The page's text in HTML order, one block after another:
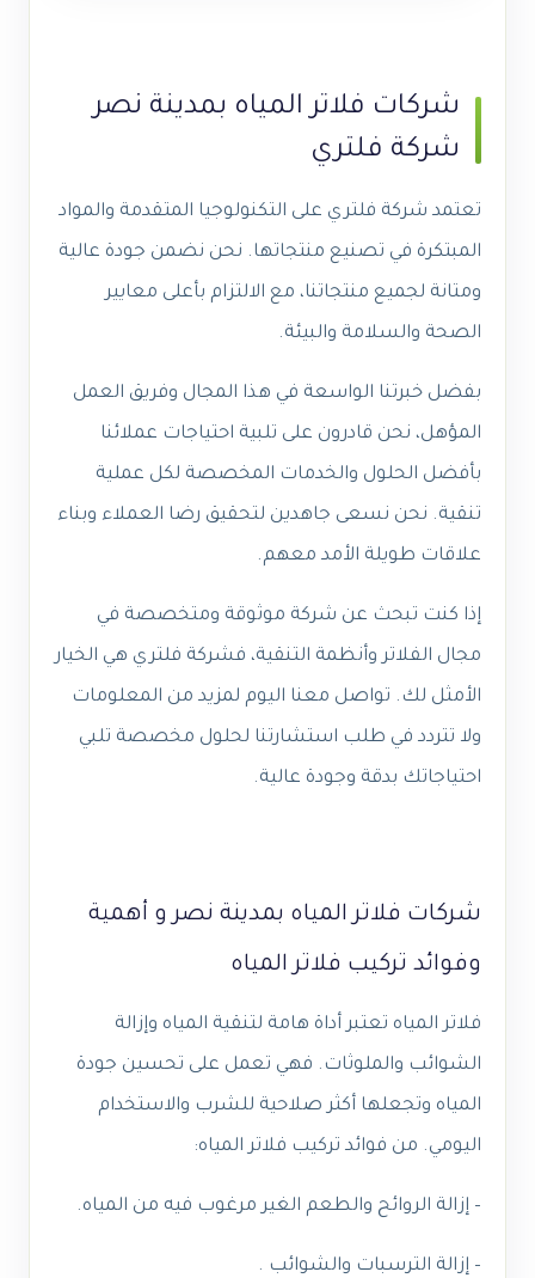
شركات فلاتر المياه بمدينة نصر
شركة فلتري
تعتمد شركة فلتري على التكنولوجيا المتقدمة والمواد
المبتكرة في تصنيع منتجاتها. نحن نضمن جودة عالية
ومتانة لجميع منتجاتنا، مع الالتزام بأعلى معايير
الصحة والسلامة والبيئة.
بفضل خبرتنا الواسعة في هذا المجال وفريق العمل
المؤهل، نحن قادرون على تلبية احتياجات عملائنا
بأفضل الحلول والخدمات المخصصة لكل عملية
تنقية. نحن نسعى جاهدين لتحقيق رضا العملاء وبناء
علاقات طويلة الأمد معهم.
إذا كنت تبحث عن شركة موثوقة ومتخصصة في
مجال الفلاتر وأنظمة التنقية، فشركة فلتري هي الخيار
الأمثل لك. تواصل معنا اليوم لمزيد من المعلومات
ولا تتردد في طلب استشارتنا لحلول مخصصة تلبي
احتياجاتك بدقة وجودة عالية.
شركات فلاتر المياه بمدينة نصر و أهمية
وفوائد تركيب فلاتر المياه
فلاتر المياه تعتبر أداة هامة لتنقية المياه وإزالة
الشوائب والملوثات. فهي تعمل على تحسين جودة
المياه وتجعلها أكثر صلاحية للشرب والاستخدام
اليومي. من فوائد تركيب فلاتر المياه:
– إزالة الروائح والطعم الغير مرغوب فيه من المياه.
– إزالة الترسبات والشوائب .